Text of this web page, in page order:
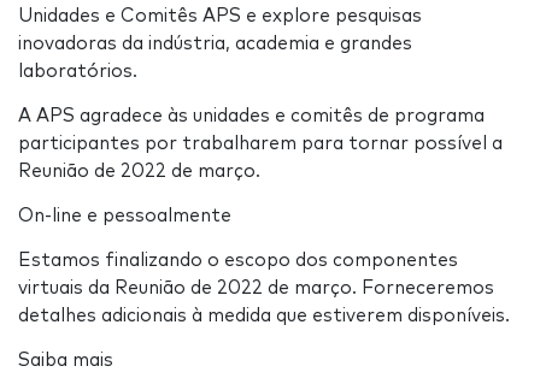
Unidades e Comitês APS e explore pesquisas
inovadoras da indústria, academia e grandes
laboratórios.
A APS agradece às unidades e comitês de programa
participantes por trabalharem para tornar possível a
Reunião de 2022 de março.
On-line e pessoalmente
Estamos finalizando o escopo dos componentes
virtuais da Reunião de 2022 de março. Forneceremos
detalhes adicionais à medida que estiverem disponíveis.
Saiba mais